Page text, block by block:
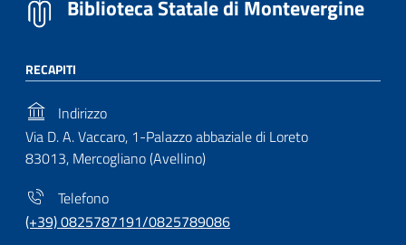
Biblioteca Statale di Montevergine
RECAPITI
Indirizzo
Via D. A. Vaccaro, 1-Palazzo abbaziale di Loreto
83013, Mercogliano (Avellino)
Telefono
(+39) 0825787191/0825789086